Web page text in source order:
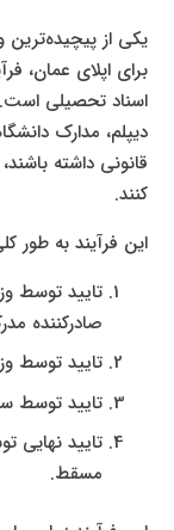
یکی از
اسناد تحصیلی
دیپلم، مدارک
قانونی داشته
کنند.
این فرآیند به
تایید توسط
صادرکننده
تایید توسط
تایید توسط
تایید نهایی
مسقط.